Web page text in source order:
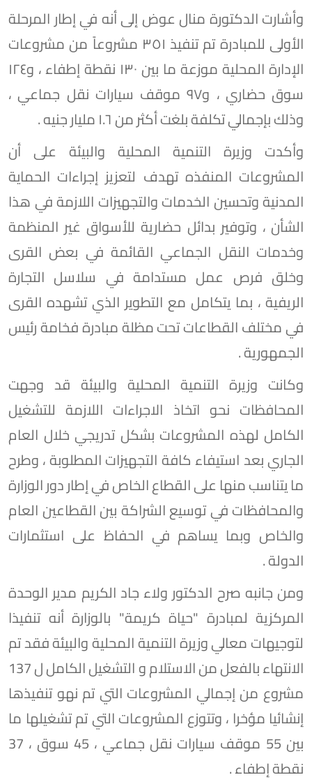
وأشارت الدكتورة منال عوض إلى أنه في إطار المرحلة
الأولى للمبادرة تم تنفيذ ٣٥١ مشروعاً من مشروعات
الإدارة المحلية موزعة ما بين ١٣٠ نقطة إطفاء ، و١٢٤
سوق حضاري ، و٩٧ موقف سيارات نقل جماعي ،
وذلك بإجمالي تكلفة بلغت أكثر من ١.٦ مليار جنيه .
وأكدت وزيرة التنمية المحلية والبيئة على أن
المشروعات المنفذه تهدف لتعزيز إجراءات الحماية
المدنية وتحسين الخدمات والتجهيزات اللازمة في هذا
الشأن ، وتوفير بدائل حضارية للأسواق غير المنظمة
وخدمات النقل الجماعي القائمة في بعض القرى
وخلق فرص عمل مستدامة في سلاسل التجارة
الريفية ، بما يتكامل مع التطوير الذي تشهده القرى
في مختلف القطاعات تحت مظلة مبادرة فخامة رئيس
الجمهورية .
وكانت وزيرة التنمية المحلية والبيئة قد وجهت
المحافظات نحو اتخاذ الاجراءات اللازمة للتشغيل
الكامل لهذه المشروعات بشكل تدريجي خلال العام
الجاري بعد استيفاء كافة التجهيزات المطلوبة ، وطرح
ما يتناسب منها على القطاع الخاص في إطار دور الوزارة
والمحافظات في توسيع الشراكة بين القطاعين العام
والخاص وبما يساهم في الحفاظ على استثمارات
الدولة .
ومن جانبه صرح الدكتور ولاء جاد الكريم مدير الوحدة
المركزية لمبادرة "حياة كريمة" بالوزارة أنه تنفيذا
لتوجيهات معالي وزيرة التنمية المحلية والبيئة فقد تم
الانتهاء بالفعل من الاستلام و التشغيل الكامل ل 137
مشروع من إجمالي المشروعات التي تم نهو تنفيذها
إنشائيا مؤخرا ، وتتوزع المشروعات التي تم تشغيلها ما
بين 55 موقف سيارات نقل جماعي ، 45 سوق ، 37
نقطة إطفاء .